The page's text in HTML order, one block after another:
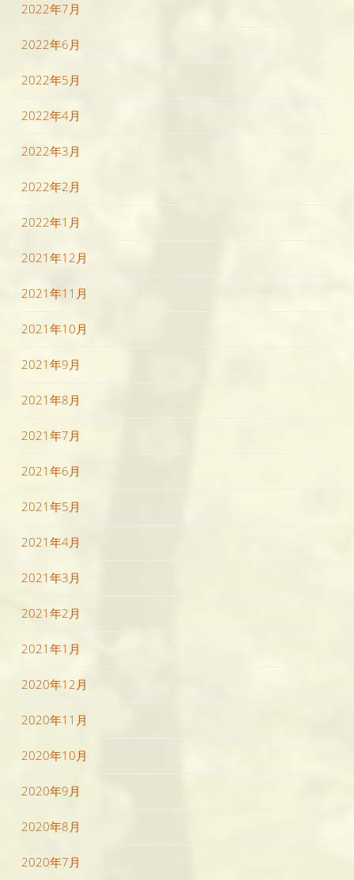
2022年7月
2022年6月
2022年5月
2022年4月
2022年3月
2022年2月
2022年1月
2021年12月
2021年11月
2021年10月
2021年9月
2021年8月
2021年7月
2021年6月
2021年5月
2021年4月
2021年3月
2021年2月
2021年1月
2020年12月
2020年11月
2020年10月
2020年9月
2020年8月
2020年7月